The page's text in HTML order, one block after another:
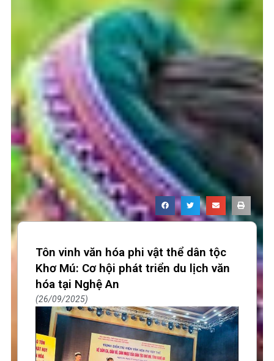
Tôn vinh văn hóa phi vật thể dân tộc
Khơ Mú: Cơ hội phát triển du lịch văn
hóa tại Nghệ An
26/09/2025